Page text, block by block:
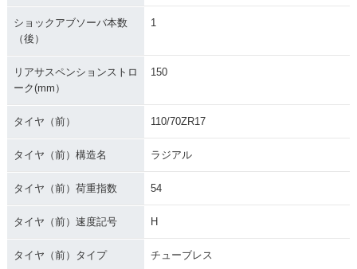
ショックアブソーバ本数
（後）
1
リアサスペンションストロ
ーク(mm）
150
タイヤ（前） 110/70ZR17
タイヤ（前）構造名 ラジアル
タイヤ（前）荷重指数 54
タイヤ（前）速度記号 H
タイヤ（前）タイプ チューブレス